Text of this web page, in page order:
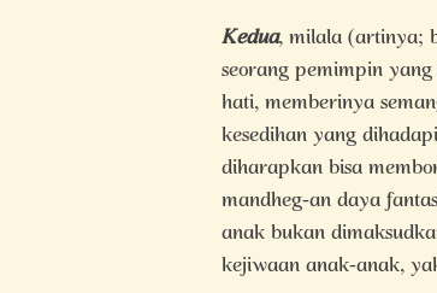
Kedua, milala (artinya;
seorang pemimpin
hati, memberinya
kesedihan yang
diharapkan bisa
mandheg-an daya
anak bukan
kejiwaan anak-anak,